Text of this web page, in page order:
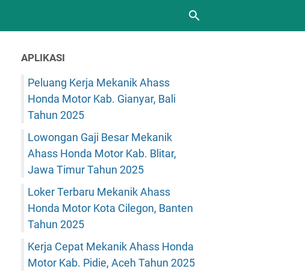
APLIKASI
Peluang Kerja Mekanik Ahass
Honda Motor Kab. Gianyar, Bali
Tahun 2025
Lowongan Gaji Besar Mekanik
Ahass Honda Motor Kab. Blitar,
Jawa Timur Tahun 2025
Loker Terbaru Mekanik Ahass
Honda Motor Kota Cilegon, Banten
Tahun 2025
Kerja Cepat Mekanik Ahass Honda
Motor Kab. Pidie, Aceh Tahun 2025